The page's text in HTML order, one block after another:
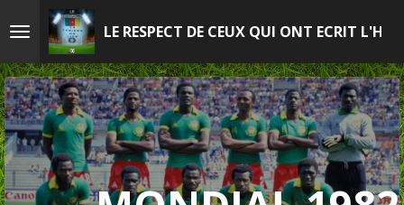
au
contenu
principal
LE RESPECT DE CEUX QUI ONT ECRIT